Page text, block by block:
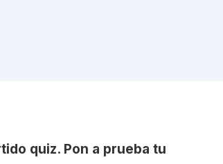
quiz. Pon a prueba tu